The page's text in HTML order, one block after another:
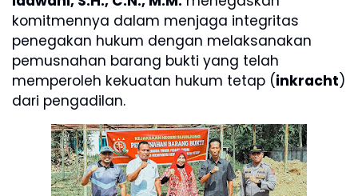
komitmennya dalam menjaga integritas
penegakan hukum dengan melaksanakan
pemusnahan barang bukti yang telah
memperoleh kekuatan hukum tetap (inkracht)
dari pengadilan.